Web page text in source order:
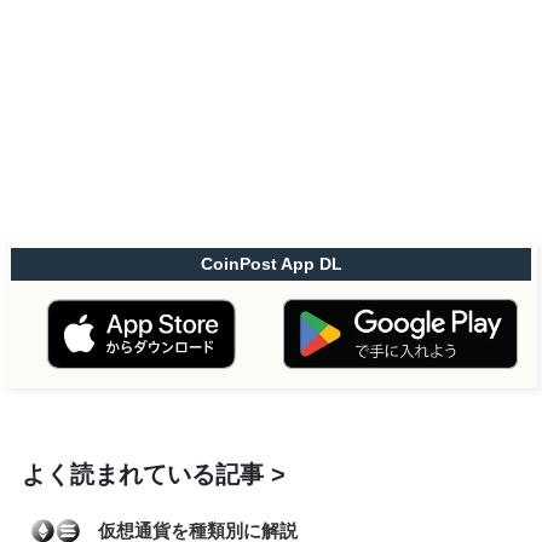
CoinPost App DL
よく読まれている記事
仮想通貨を種類別に解説